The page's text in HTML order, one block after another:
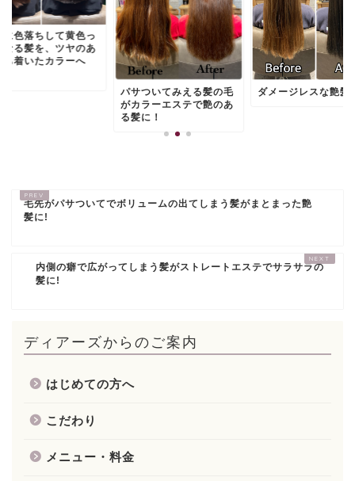
に色落ちして黄色っ
なる髪を、ツヤのあ
ち着いたカラーへ
パサついてみえる髪の毛
がカラーエステで艶のあ
る髪に！
ダメージレスな艶髪
毛先がパサついてでボリュームの出てしまう髪がまとまった艶
髪に!
内側の癖で広がってしまう髪がストレートエステでサラサラの
髪に!
ディアーズからのご案内
はじめての方へ
こだわり
メニュー・料金